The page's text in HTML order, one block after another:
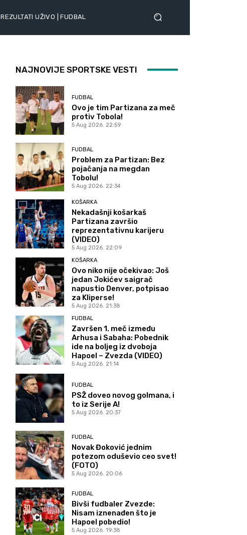
REZULTATI UŽIVO | FUDBAL
NAJNOVIJE SPORTSKE VESTI
FUDBAL
Ovo je tim Partizana za meč
protiv Tobola!
5 Aug 2026. 22:59
FUDBAL
Problem za Partizan: Bez
pojačanja na megdan
Tobolu!
5 Aug 2026. 22:34
KOŠARKA
Nekadašnji košarkaš
Partizana završio
reprezentativnu karijeru
(VIDEO)
5 Aug 2026. 22:09
KOŠARKA
Ovo niko nije očekivao: Još
jedan Jokićev saigrač
napustio Denver, potpisao
za Kliperse!
5 Aug 2026. 21:38
FUDBAL
Završen 1. meč između
Arhusa i Sabaha: Pobednik
ide na boljeg iz dvoboja
Hapoel – Zvezda (VIDEO)
5 Aug 2026. 21:14
FUDBAL
PSŽ doveo novog golmana, i
to iz Serije A!
5 Aug 2026. 20:37
FUDBAL
Novak Đoković jednim
potezom oduševio ceo svet!
(FOTO)
5 Aug 2026. 20:06
FUDBAL
Bivši fudbaler Zvezde:
Nisam iznenađen što je
Hapoel pobedio!
5 Aug 2026. 19:38